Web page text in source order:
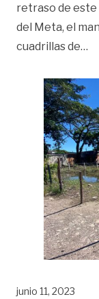
retraso de
del Meta, el
cuadrillas de…
junio 11, 2023